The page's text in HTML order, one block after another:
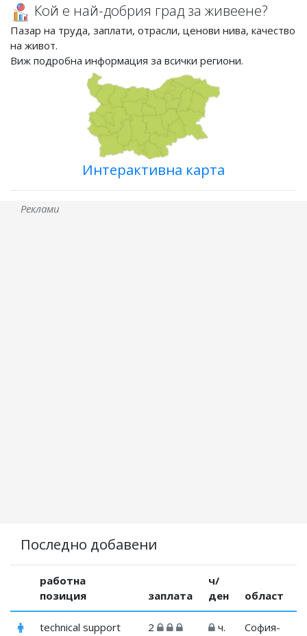
Кой е най-добрия град за живеене?
Пазар на труда, заплати, отрасли, ценови нива, качество
на живот.
Виж подробна информация за всички региони.
Интерактивна карта
Реклами
Последно добавени
работна
позиция
заплата
ч/
ден
област
technical support
2
ч.
София-